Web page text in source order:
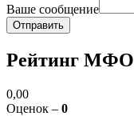
Ваше сообщение
Рейтинг МФО
0,00
Оценок – 0